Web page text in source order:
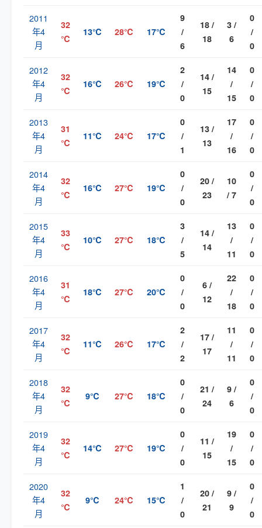
2011
年4
月
32
℃
13℃ 28℃ 17℃
9
/
6
18 /
18
3 /
6
0
/
0
2012
年4
月
32
℃
16℃ 26℃ 19℃
2
/
0
14 /
15
14
/
15
0
/
0
2013
年4
月
31
℃
11℃ 24℃ 17℃
0
/
1
13 /
13
17
/
16
0
/
0
2014
年4
月
32
℃
16℃ 27℃ 19℃
0
/
0
20 /
23
10
/ 7
0
/
0
2015
年4
月
33
℃
10℃ 27℃ 18℃
3
/
5
14 /
14
13
/
11
0
/
0
2016
年4
月
31
℃
18℃ 27℃ 20℃
0
/
0
6 /
12
22
/
18
0
/
0
2017
年4
月
32
℃
11℃ 26℃ 17℃
2
/
2
17 /
17
11
/
11
0
/
0
2018
年4
月
32
℃
9℃ 27℃ 18℃
0
/
0
21 /
24
9 /
6
0
/
0
2019
年4
月
32
℃
14℃ 27℃ 19℃
0
/
0
11 /
15
19
/
15
0
/
0
2020
年4
月
32
℃
9℃ 24℃ 15℃
1
/
0
20 /
21
9 /
9
0
/
0